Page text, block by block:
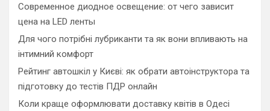
Современное диодное освещение: от чего зависит
цена на LED ленты
Для чого потрібні лубриканти та як вони впливають на
інтимний комфорт
Рейтинг автошкіл у Києві: як обрати автоінструктора та
підготовку до тестів ПДР онлайн
Коли краще оформлювати доставку квітів в Одесі